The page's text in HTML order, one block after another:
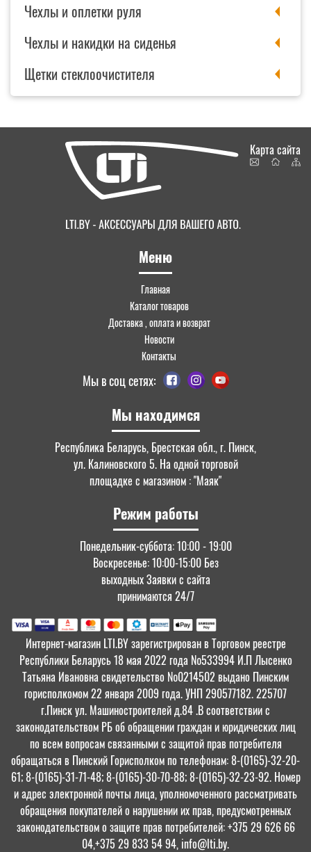
Чехлы и оплетки руля
Чехлы и накидки на сиденья
Щетки стеклоочистителя
Мы находимся
Республика Беларусь, Брестская обл., г. Пинск,
ул. Калиновского 5. На одной торговой
площадке с магазином : "Маяк"
Режим работы
Понедельник-суббота: 10:00 - 19:00
Воскресенье: 10:00-15:00 Без
выходных Заявки с сайта
принимаются 24/7
Меню
Главная
Каталог товаров
Доставка , оплата и возврат
Новости
Контакты
Мы в соц сетях:
Карта сайта
Интернет-магазин LTI.BY зарегистрирован в Торговом реестре
Республики Беларусь 18 мая 2022 года №533994 И.П Лысенко
Татьяна Ивановна свидетельство №0214502 выдано Пинским
горисполкомом 22 января 2009 года. УНП 290577182. 225707
г.Пинск ул. Машиностроителей д.84 .В соответствии с
законодательством РБ об обращении граждан и юридических лиц
по всем вопросам связанными с защитой прав потребителя
обращаться в Пинский Горисполком по телефонам: 8-(0165)-32-20-
61; 8-(0165)-31-71-48; 8-(0165)-30-70-88; 8-(0165)-32-23-92. Номер
и адрес электронной почты лица, уполномоченного рассматривать
обращения покупателей о нарушении их прав, предусмотренных
законодательством о защите прав потребителей: +375 29 626 66
04,+375 29 833 54 94, info@lti.by.